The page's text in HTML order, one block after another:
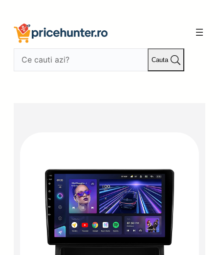
conținut
Cauta